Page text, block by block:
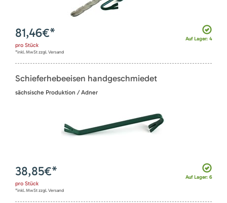
Auf Lager: 4
81,46€*
pro Stück
*inkl. MwSt zzgl. Versand
Schieferhebeeisen handgeschmiedet
sächsische Produktion / Adner
Auf Lager: 6
38,85€*
pro Stück
*inkl. MwSt zzgl. Versand